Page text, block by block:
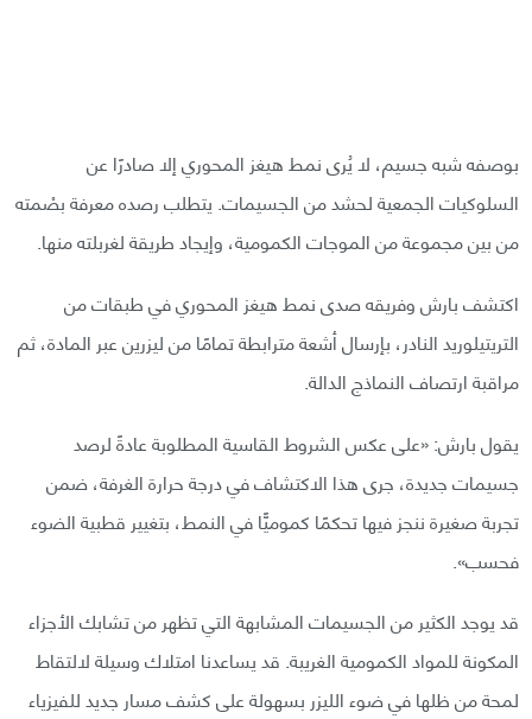
بوصفه شبه جسيم، لا يُرى نمط هيغز المحوري إلا صادرًا عن
السلوكيات الجمعية لحشد من الجسيمات. يتطلب رصده معرفة بصْمته
من بين مجموعة من الموجات الكمومية، وإيجاد طريقة لغربلته منها.
اكتشف بارش وفريقه صدى نمط هيغز المحوري في طبقات من
التريتيلوريد النادر، بإرسال أشعة مترابطة تمامًا من ليزرين عبر المادة، ثم
مراقبة ارتصاف النماذج الدالة.
يقول بارش: «على عكس الشروط القاسية المطلوبة عادةً لرصد
جسيمات جديدة، جرى هذا الاكتشاف في درجة حرارة الغرفة، ضمن
تجربة صغيرة ننجز فيها تحكمًا كموميًّا في النمط، بتغيير قطبية الضوء
فحسب».
قد يوجد الكثير من الجسيمات المشابهة التي تظهر من تشابك الأجزاء
المكونة للمواد الكمومية الغريبة. قد يساعدنا امتلاك وسيلة لالتقاط
لمحة من ظلها في ضوء الليزر بسهولة على كشف مسار جديد للفيزياء